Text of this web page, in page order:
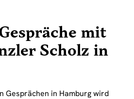
mit
Scholz in
Gesprächen in Hamburg wird